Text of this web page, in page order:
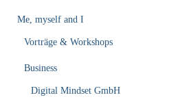
Me, myself and I
Vorträge & Workshops
Business
Digital Mindset GmbH